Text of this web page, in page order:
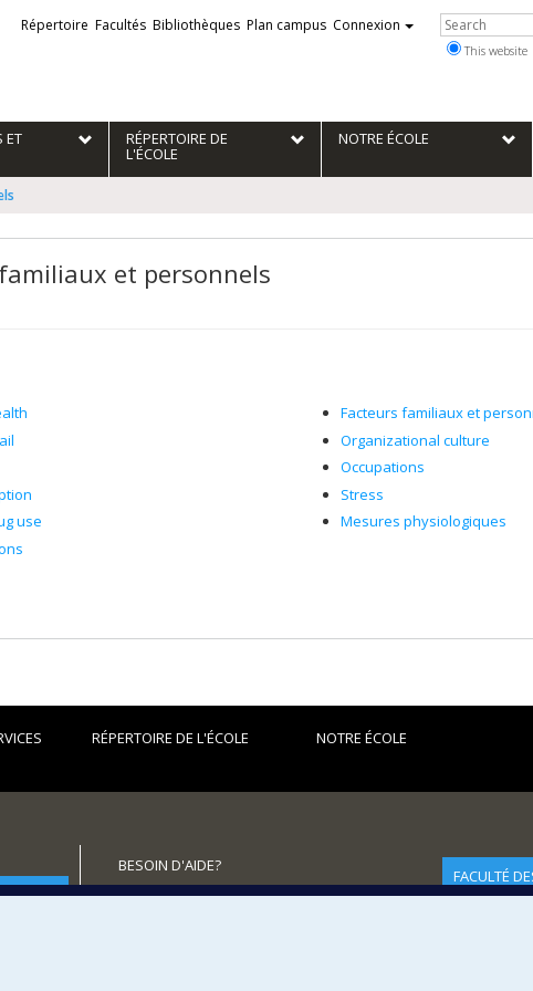
Liens
externes
Répertoire Facultés Bibliothèques Plan campus Connexion
This website
ET RÉPERTOIRE DE
L'ÉCOLE
NOTRE ÉCOLE
et personnels
use
Facteurs familiaux et
Organizational culture
Occupations
Stress
Mesures physiologiques
RÉPERTOIRE DE L'ÉCOLE NOTRE ÉCOLE
BESOIN D'AIDE?
Plan du site
FACULTÉ